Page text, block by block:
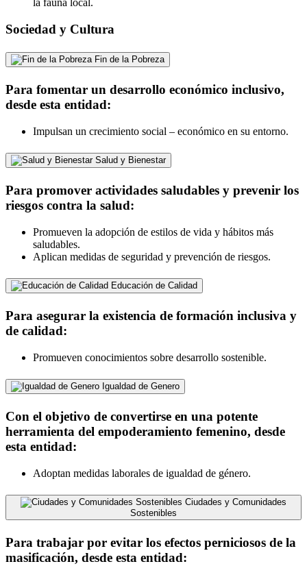
la fauna local.
Sociedad y Cultura
Fin de la Pobreza
Para fomentar un desarrollo económico inclusivo,
desde esta entidad:
Impulsan un crecimiento social – económico en su entorno.
Salud y Bienestar
Para promover actividades saludables y prevenir los
riesgos contra la salud:
Promueven la adopción de estilos de vida y hábitos más
saludables.
Aplican medidas de seguridad y prevención de riesgos.
Educación de Calidad
Para asegurar la existencia de formación inclusiva y
de calidad:
Promueven conocimientos sobre desarrollo sostenible.
Igualdad de Genero
Con el objetivo de convertirse en una potente
herramienta del empoderamiento femenino, desde
esta entidad:
Adoptan medidas laborales de igualdad de género.
Ciudades y Comunidades
Sostenibles
Para trabajar por evitar los efectos perniciosos de la
masificación, desde esta entidad: